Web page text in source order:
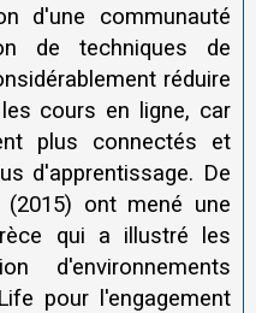
d'une communauté
de techniques de
réduire
cours en ligne, car
plus connectés et
d'apprentissage. De
ont mené une
qui a illustré les
d'environnements
pour l'engagement